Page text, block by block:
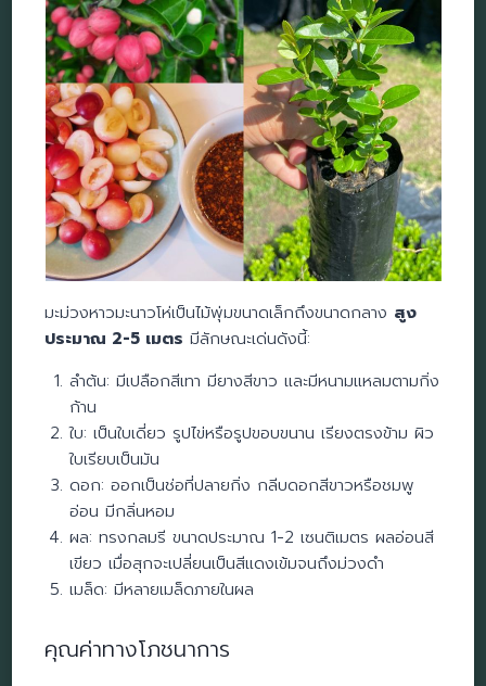
มะม่วงหาวมะนาวโห่เป็นไม้พุ่มขนาดเล็กถึงขนาดกลาง สูง
ประมาณ 2-5 เมตร มีลักษณะเด่นดังนี้:
ลำต้น: มีเปลือกสีเทา มียางสีขาว และมีหนามแหลมตามกิ่ง
ก้าน
ใบ: เป็นใบเดี่ยว รูปไข่หรือรูปขอบขนาน เรียงตรงข้าม ผิว
ใบเรียบเป็นมัน
ดอก: ออกเป็นช่อที่ปลายกิ่ง กลีบดอกสีขาวหรือชมพู
อ่อน มีกลิ่นหอม
ผล: ทรงกลมรี ขนาดประมาณ 1-2 เซนติเมตร ผลอ่อนสี
เขียว เมื่อสุกจะเปลี่ยนเป็นสีแดงเข้มจนถึงม่วงดำ
เมล็ด: มีหลายเมล็ดภายในผล
คุณค่าทางโภชนาการ